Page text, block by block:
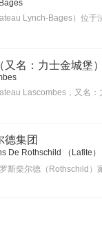
Lynch-Bages）位于
名：力士金城堡）
Lascombes，又名
德集团
De Rothschild （Lafite）
斯柴尔德（Rothschild）